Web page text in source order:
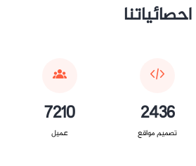
احصائياتنا
2436
تصميم مواقع
7210
عميل